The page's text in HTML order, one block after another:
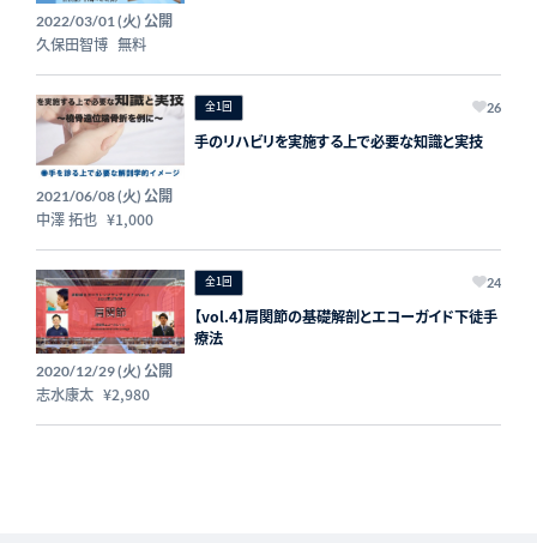
2022/03/01 (火) 公開
久保田智博 無料
全1回 26
手のリハビリを実施する上で必要な知識と実技
2021/06/08 (火) 公開
中澤 拓也 ¥1,000
全1回 24
【vol.4】肩関節の基礎解剖とエコーガイド下徒手
療法
2020/12/29 (火) 公開
志水康太 ¥2,980